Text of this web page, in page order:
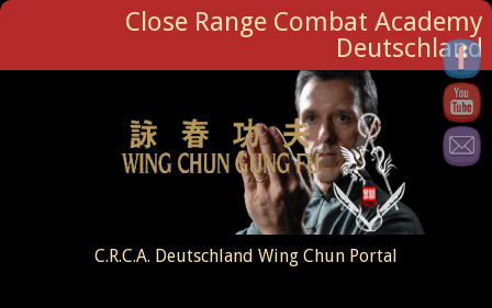
Close Range Combat Academy
Deutschland
C.R.C.A. Deutschland Wing Chun Portal